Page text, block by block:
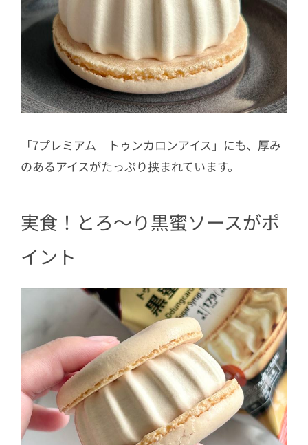
「7プレミアム トゥンカロンアイス」にも、厚み
のあるアイスがたっぷり挟まれています。
実食！とろ～り黒蜜ソースがポ
イント